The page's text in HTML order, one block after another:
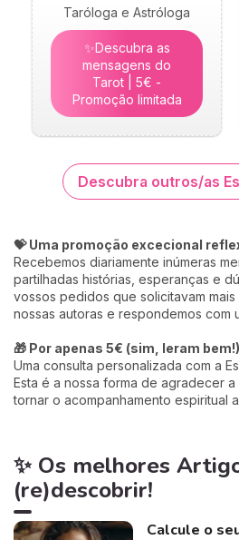
Taróloga e Astróloga
✨Descubra as
mensagens do
Tarot | 5€ -
Promoção limitada
Descubra outros/as
💝 Uma promoção excecional
Recebemos diariamente inúmeras
partilhadas histórias, esperanças e
vossos pedidos que solicitavam
nossas autoras e respondemos com
🎁 Por apenas 5€ (sim, leram bem!)
Uma consulta personalizada com a
Esta é a nossa forma de agradecer
tornar o acompanhamento espiritual
✨ Os melhores
(re)descobrir!
Calcule o